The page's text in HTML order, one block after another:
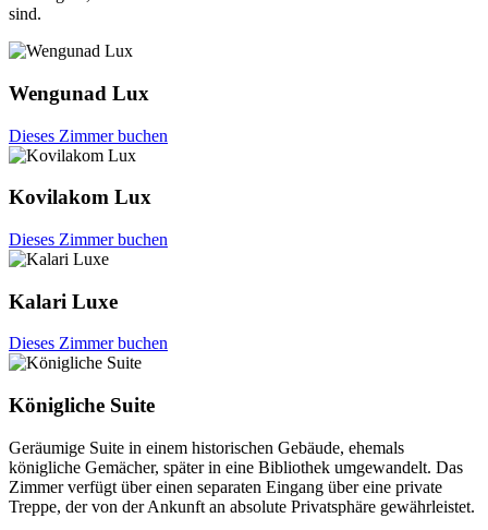
sind.
Wengunad Lux
Dieses Zimmer buchen
Kovilakom Lux
Dieses Zimmer buchen
Kalari Luxe
Dieses Zimmer buchen
Königliche Suite
Geräumige Suite in einem historischen Gebäude, ehemals
königliche Gemächer, später in eine Bibliothek umgewandelt. Das
Zimmer verfügt über einen separaten Eingang über eine private
Treppe, der von der Ankunft an absolute Privatsphäre gewährleistet.